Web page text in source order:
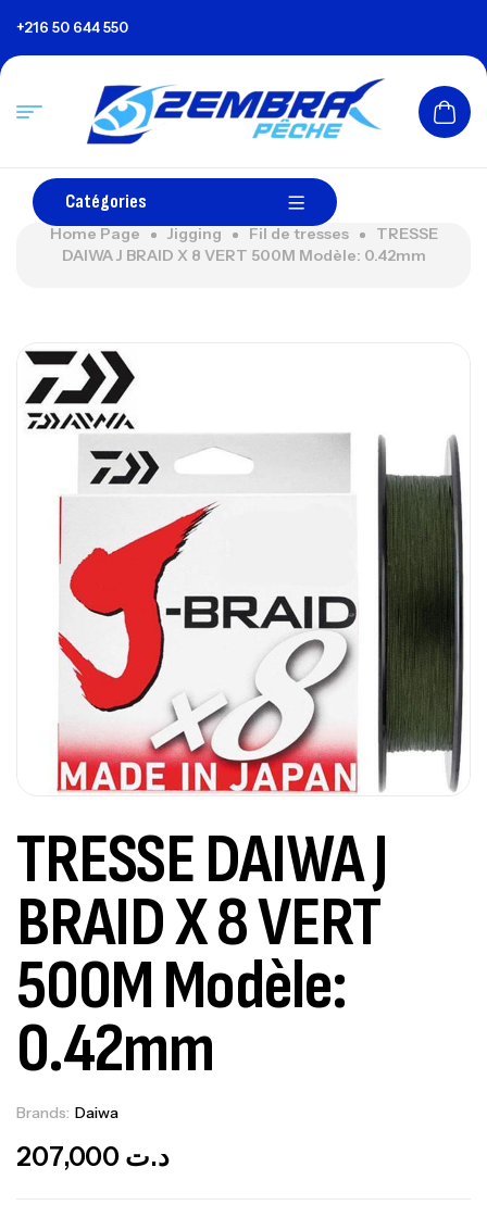
+216 50 644 550
Catégories
Home Page Jigging Fil de tresses
TRESSE
DAIWA J BRAID X 8 VERT 500M Modèle: 0.42mm
TRESSE DAIWA J
BRAID X 8 VERT
500M Modèle:
0.42mm
Brands: Daiwa
د.ت